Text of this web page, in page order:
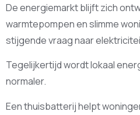
De energiemarkt blijft zich
warmtepompen en slimme
stijgende vraag naar
Tegelijkertijd wordt lokaal
normaler.
Een thuisbatterij helpt